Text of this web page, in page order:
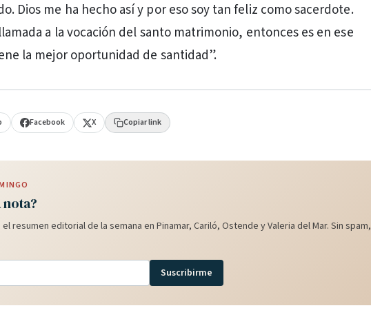
Dios me ha hecho así y por eso soy tan feliz como sacerdote.
a la vocación del santo matrimonio, entonces es en ese
la mejor oportunidad de santidad”.
Facebook X Copiar link
nota?
resumen editorial de la semana en Pinamar, Cariló, Ostende y Valeria del Mar. Sin spam,
Suscribirme